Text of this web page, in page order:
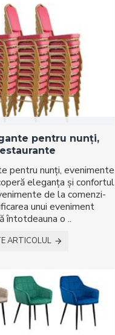
pentru nunți,
pentru nunți, evenimente
eleganța și confortul
de la comenzi-
unui eveniment
întotdeauna o ..
ARTICOLUL